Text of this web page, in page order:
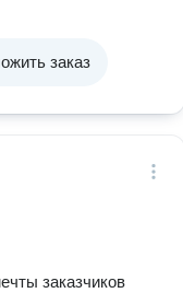
заказ
заказчиков